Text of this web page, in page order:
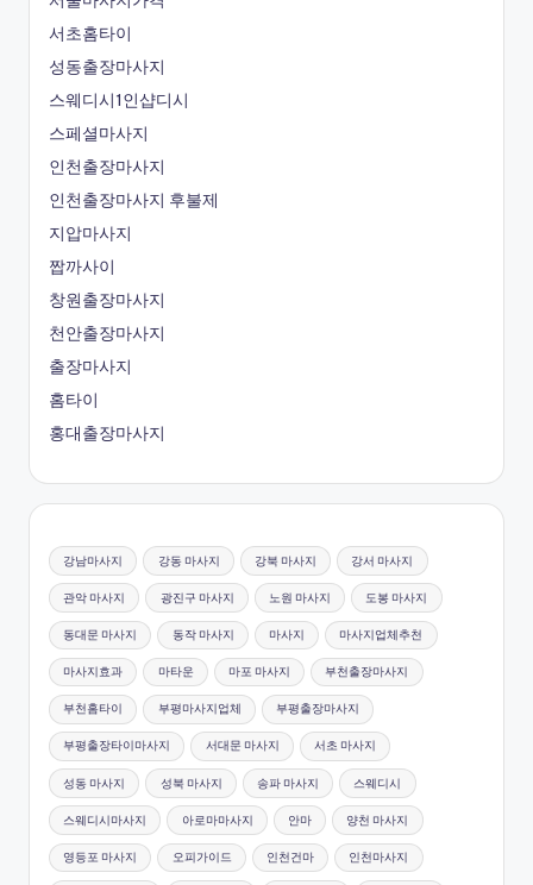
서초홈타이
성동출장마사지
스웨디시1인샵디시
스페셜마사지
인천출장마사지
인천출장마사지 후불제
지압마사지
짭까사이
창원출장마사지
천안출장마사지
출장마사지
홈타이
홍대출장마사지
강남마사지 강동 마사지 강북 마사지 강서 마사지
관악 마사지 광진구 마사지 노원 마사지 도봉 마사지
동대문 마사지 동작 마사지 마사지 마사지업체추천
마사지효과 마타운 마포 마사지 부천출장마사지
부천홈타이 부평마사지업체 부평출장마사지
부평출장타이마사지 서대문 마사지 서초 마사지
성동 마사지 성북 마사지 송파 마사지 스웨디시
스웨디시마사지 아로마마사지 안마 양천 마사지
영등포 마사지 오피가이드 인천건마 인천마사지